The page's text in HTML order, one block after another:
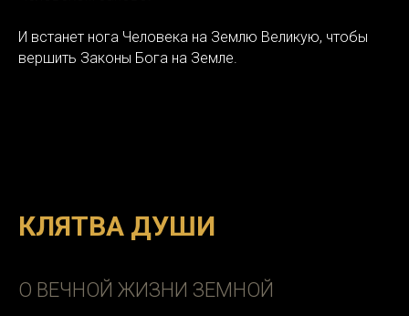
И встанет нога Человека на Землю Великую, чтобы
вершить Законы Бога на Земле.
КЛЯТВА ДУШИ
О ВЕЧНОЙ ЖИЗНИ ЗЕМНОЙ